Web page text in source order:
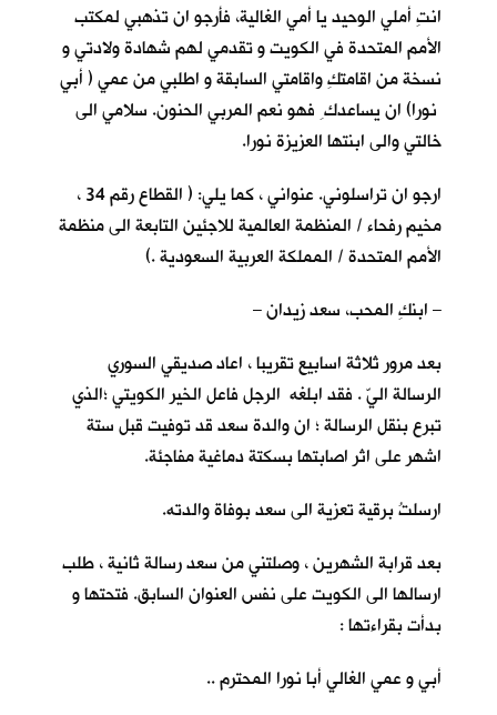
انتِ أملي الوحيد يا أمي الغالية، فأرجو ان تذهبي لمكتب
الأمم المتحدة في الكويت و تقدمي لهم شهادة ولادتي و
نسخة من اقامتكِ واقامتي السابقة و اطلبي من عمي ( أبي
نورا) ان يساعدك ِ فهو نعم المربي الحنون. سلامي الى
خالتي والى ابنتها العزيزة نورا.
ارجو ان تراسلوني. عنواني ، كما يلي: ( القطاع رقم 34 ،
مخيم رفحاء / المنظمة العالمية للاجئين التابعة الى منظمة
الأمم المتحدة / المملكة العربية السعودية .)
– ابنكِ المحب، سعد زيدان –
بعد مرور ثلاثة اسابيع تقريبا ، اعاد صديقي السوري
الرسالة اليّ . فقد ابلغه الرجل فاعل الخير الكويتي ؛الذي
تبرع بنقل الرسالة ؛ ان والدة سعد قد توفيت قبل ستة
اشهر على اثر اصابتها بسكتة دماغية مفاجئة.
ارسلتُ برقية تعزية الى سعد بوفاة والدته.
بعد قرابة الشهرين ، وصلتني من سعد رسالة ثانية ، طلب
ارسالها الى الكويت على نفس العنوان السابق. فتحتها و
بدأت بقراءتها :
أبي و عمي الغالي أبا نورا المحترم ..